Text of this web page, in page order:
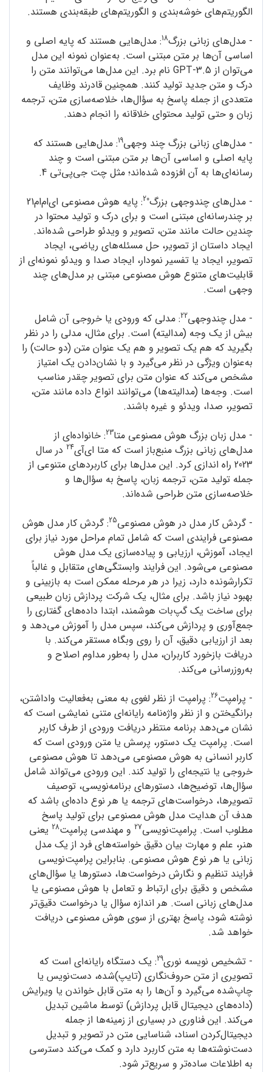
الگوریتم‌های خوشه‌بندی و الگوریتم‌های طبقه‌بندی هستند.
- مدل‌های زبانی بزرگ18: مدل‌هایی هستند که پایه‌ اصلی و
اساسی آن‌ها بر متن مبتنی است. به‌عنوان نمونه‌ این مدل
می‌توان از GPT-3.5 نام برد. این مدل‌ها می‌توانند متن را
درک و متن جدید تولید کنند. همچنین قادرند وظایف
متعددی از جمله پاسخ به سؤال‌ها، خلاصه‌سازی متن، ترجمه‌
زبان و حتی تولید محتوای خلاقانه را انجام دهند.
- مدل‌های زبانی بزرگ چند وجهی19: مدل‌هایی هستند که
پایه‌ اصلی و اساسی آن‌ها بر متن مبتنی است و چند
رسانه‌ای‌ها به آن افزوده شده‌اند؛ مثل چت جی‌پی‌تی 4.
- مدل‌های چندوجهی بزرگ20
: پایه‌ هوش مصنوعی ای‌ام‌ام21
بر چندرسانه‌ای مبتنی است و برای درک و تولید محتوا در
چندین حالت مانند متن، تصویر و ویدئو طراحی شده‌اند.
ایجاد داستان از تصویر، حل مسئله‌های ریاضی، ایجاد
تصویر، ایجاد یا تفسیر نمودار، ایجاد صدا و ویدئو نمونه‌ای از
قابلیت‌های متنوع هوش مصنوعی مبتنی بر مدل‌های چند
وجهی است.
- مدل چندوجهی22: مدلی که ورودی یا خروجی آن شامل
بیش از یک وجه (مدالیته) است. برای مثال، مدلی را در نظر
بگیرید که هم یک تصویر و هم یک عنوان متن (دو حالت) را
به‌عنوان ویژگی در نظر می‌گیرد و با نشان‌دادن یک امتیاز
مشخص می‌کند که عنوان متن برای تصویر چقدر مناسب
است. وجه‌ها (مدالیته‌ها) می‌توانند انواع داده مانند متن،
تصویر، صدا، ویدئو و غیره باشند.
- مدل زبان بزرگ هوش مصنوعی متا23: خانواده‌ای از
مدل‌های زبانی بزرگ منبع‌باز است که متا ای‌آی24 در سال
2023 راه اندازی کرد. این مدل‌ها برای کاربردهای متنوعی از
جمله تولید متن، ترجمه‌ زبان، پاسخ به سؤال‌ها و
خلاصه‌سازی متن طراحی شده‌اند.
- گردش کار مدل در هوش مصنوعی25: گردش کار مدل هوش
مصنوعی فرایندی است که شامل تمام مراحل مورد نیاز برای
ایجاد، آموزش، ارزیابی و پیاده‌سازی یک مدل هوش
مصنوعی می‌شود. این فرایند وابستگی‌های متقابل و غالباً
تکرارشونده دارد، زیرا در هر مرحله ممکن است به بازبینی و
بهبود نیاز باشد. برای مثال، یک شرکت پردازش زبان طبیعی
برای ساخت یک گپ‌‌بات هوشمند، ابتدا داده‌های گفتاری را
جمع‌آوری و پردازش می‌کند، سپس مدل را آموزش می‌دهد و
بعد از ارزیابی دقیق، آن را روی وبگاه مستقر می‌کند. با
دریافت بازخورد کاربران، مدل را به‌طور مداوم اصلاح و
به‌روزرسانی می‌کند.
- پرامپت26: پرامپت از نظر لغوی به معنی به‌فعالیت واداشتن،
برانگیختن و از نظر واژه‌نامه‌ رایانه‌ای متنی نمایشی است که
نشان می‌دهد برنامه منتظر دریافت ورودی از طرف کاربر
است. پرامپت یک دستور، پرسش یا متن ورودی است که
کاربر انسانی به هوش مصنوعی می‌دهد تا هوش مصنوعی
خروجی یا نتیجه‌ای را تولید کند. این ورودی می‌تواند شامل
سؤال‌ها، توضیح‌ها، دستورهای برنامه‌نویسی، توصیف
تصویرها، درخواست‌های ترجمه یا هر نوع داده‌ای باشد که
هدف آن هدایت مدل هوش مصنوعی برای تولید پاسخ
مطلوب است. پرامپت‌نویسی27 و مهندسی پرامپت28 یعنی
هنر، علم و مهارت بیان دقیق خواسته‌های فرد از یک مدل
زبانی یا هر نوع هوش مصنوعی. بنابراین پرامپت‌نویسی
فرایند تنظیم و نگارش درخواست‌ها، دستورها یا سؤال‌های
مشخص و دقیق برای ارتباط و تعامل با هوش مصنوعی یا
مدل‌های زبانی است. هر اندازه سؤال یا درخواست دقیق‌تر
نوشته شود، پاسخ بهتری از سوی هوش مصنوعی دریافت
خواهد شد.
- تشخیص نویسه‌ نوری29: یک دستگاه رایانه‌ای است که
تصویری از متن حروف‌نگاری (تایپ‌)شده، دست‌نویس یا
چاپ‌شده می‌گیرد و آن‌ها را به متن قابل خواندن یا ویرایش
(داده‌های دیجیتال قابل پردازش) توسط ماشین تبدیل
می‌کند. این فناوری در بسیاری از زمینه‌ها از جمله
دیجیتال‌کردن اسناد، شناسایی متن در تصویر و تبدیل
دست‌نوشته‌ها به متن کاربرد دارد و کمک می‌کند دسترسی
به اطلاعات ساده‌تر و سریع‌تر شود.